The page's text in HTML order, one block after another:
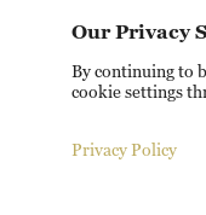
Copyright ©
Our Privacy
By continuing to
cookie settings
Privacy Policy